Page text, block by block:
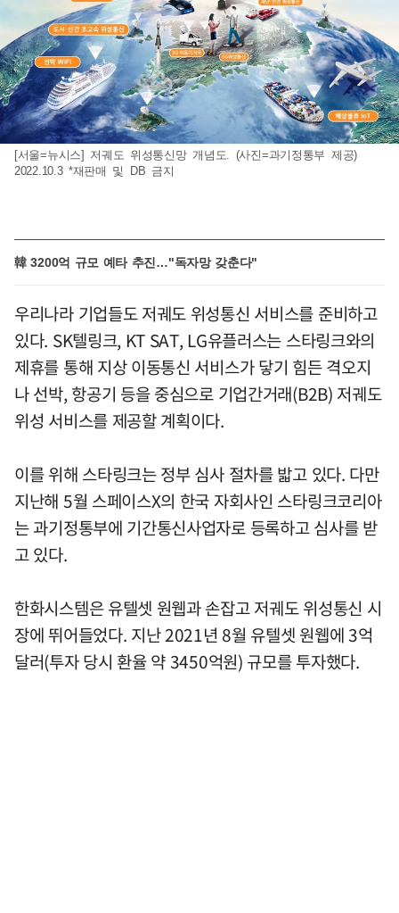
[서울=뉴시스] 저궤도 위성통신망 개념도. (사진=과기정통부 제공)
2022.10.3 *재판매 및 DB 금지
韓 3200억 규모 예타 추진…"독자망 갖춘다"
우리나라 기업들도 저궤도 위성통신 서비스를 준비하고
있다. SK텔링크, KT SAT, LG유플러스는 스타링크와의
제휴를 통해 지상 이동통신 서비스가 닿기 힘든 격오지
나 선박, 항공기 등을 중심으로 기업간거래(B2B) 저궤도
위성 서비스를 제공할 계획이다.
이를 위해 스타링크는 정부 심사 절차를 밟고 있다. 다만
지난해 5월 스페이스X의 한국 자회사인 스타링크코리아
는 과기정통부에 기간통신사업자로 등록하고 심사를 받
고 있다.
한화시스템은 유텔셋 원웹과 손잡고 저궤도 위성통신 시
장에 뛰어들었다. 지난 2021년 8월 유텔셋 원웹에 3억
달러(투자 당시 환율 약 3450억원) 규모를 투자했다.